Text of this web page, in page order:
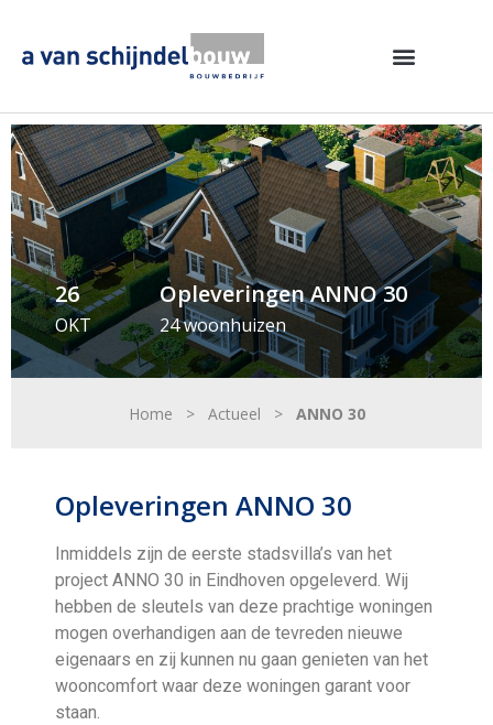
26
OKT
Opleveringen ANNO 30
24 woonhuizen
Home > Actueel > ANNO 30
Opleveringen ANNO 30
Inmiddels zijn de eerste stadsvilla’s van het
project ANNO 30 in Eindhoven opgeleverd. Wij
hebben de sleutels van deze prachtige woningen
mogen overhandigen aan de tevreden nieuwe
eigenaars en zij kunnen nu gaan genieten van het
wooncomfort waar deze woningen garant voor
staan.